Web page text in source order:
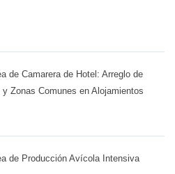
de Camarera de Hotel: Arreglo de
y Zonas Comunes en Alojamientos
de Producción Avícola Intensiva